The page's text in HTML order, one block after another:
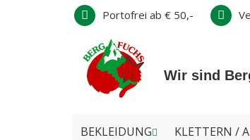
Direkt
Inhalt
Portofrei ab € 50,-
Wir sind
BEKLEIDUNG KLETTERN /